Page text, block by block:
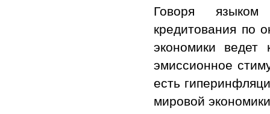
Говоря языком
кредитования по
экономики ведет
эмиссионное
есть
мировой